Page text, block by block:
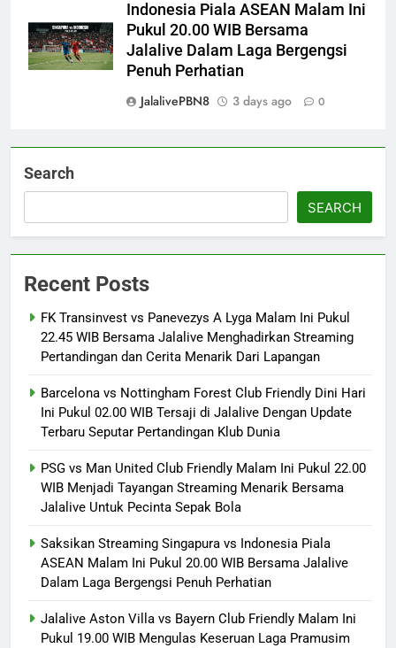
Indonesia Piala ASEAN Malam Ini
Pukul 20.00 WIB Bersama
Jalalive Dalam Laga Bergengsi
Penuh Perhatian
JalalivePBN8
3 days ago 0
Search
SEARCH
Recent Posts
FK Transinvest vs Panevezys A Lyga Malam Ini Pukul
22.45 WIB Bersama Jalalive Menghadirkan Streaming
Pertandingan dan Cerita Menarik Dari Lapangan
Barcelona vs Nottingham Forest Club Friendly Dini Hari
Ini Pukul 02.00 WIB Tersaji di Jalalive Dengan Update
Terbaru Seputar Pertandingan Klub Dunia
PSG vs Man United Club Friendly Malam Ini Pukul 22.00
WIB Menjadi Tayangan Streaming Menarik Bersama
Jalalive Untuk Pecinta Sepak Bola
Saksikan Streaming Singapura vs Indonesia Piala
ASEAN Malam Ini Pukul 20.00 WIB Bersama Jalalive
Dalam Laga Bergengsi Penuh Perhatian
Jalalive Aston Villa vs Bayern Club Friendly Malam Ini
Pukul 19.00 WIB Mengulas Keseruan Laga Pramusim